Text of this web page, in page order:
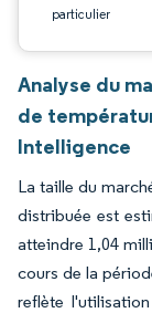
particulier
Analyse du
de
Intelligence
La taille du
distribuée est
atteindre 1,04
cours de la
reflète